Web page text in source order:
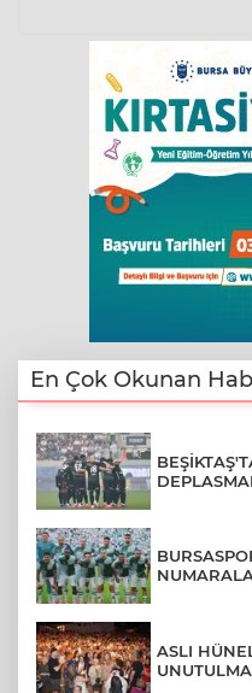
En Çok Okunan
ASLI